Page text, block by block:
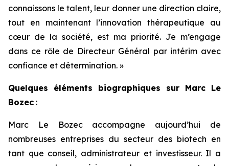
connaissons le talent, leur donner une direction claire,
tout en maintenant l’innovation thérapeutique au
cœur de la société, est ma priorité. Je m’engage
dans ce rôle de Directeur Général par intérim avec
confiance et détermination. »
Quelques éléments biographiques sur Marc Le
Bozec :
Marc Le Bozec accompagne aujourd’hui de
nombreuses entreprises du secteur des biotech en
tant que conseil, administrateur et investisseur. Il a